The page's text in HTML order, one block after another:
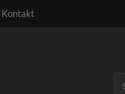
Kontakt